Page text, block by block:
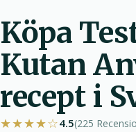
Köpa
Kutan
recept i
★★★★☆4.5(225